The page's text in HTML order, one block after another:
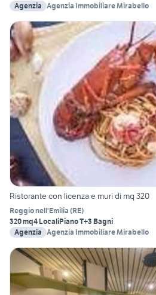
Agenzia Agenzia Immobiliare Mirabello
Ristorante con licenza e muri di mq 320
Reggio nell'Emilia (RE)
320 mq4 LocaliPiano T+3 Bagni
Agenzia Agenzia Immobiliare Mirabello